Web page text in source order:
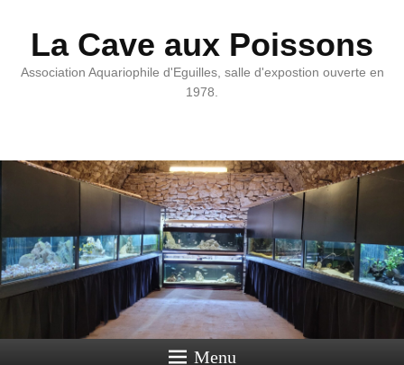
La Cave aux Poissons
Association Aquariophile d'Eguilles, salle d'expostion ouverte en
1978.
Menu